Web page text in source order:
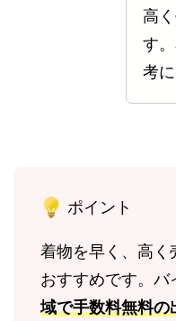
高
す
考
ポイント
着物を早く、高く
おすすめです。バ
域で手数料無料の